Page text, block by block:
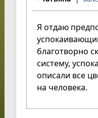
Я отдаю
благотворно
систему,
описали все
на человека.